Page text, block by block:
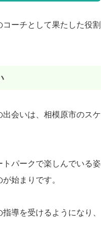
ーチとして果たした役割
会いは、相模原市のスケ
パークで楽しんでいる姿
始まりです。
導を受けるようになり、